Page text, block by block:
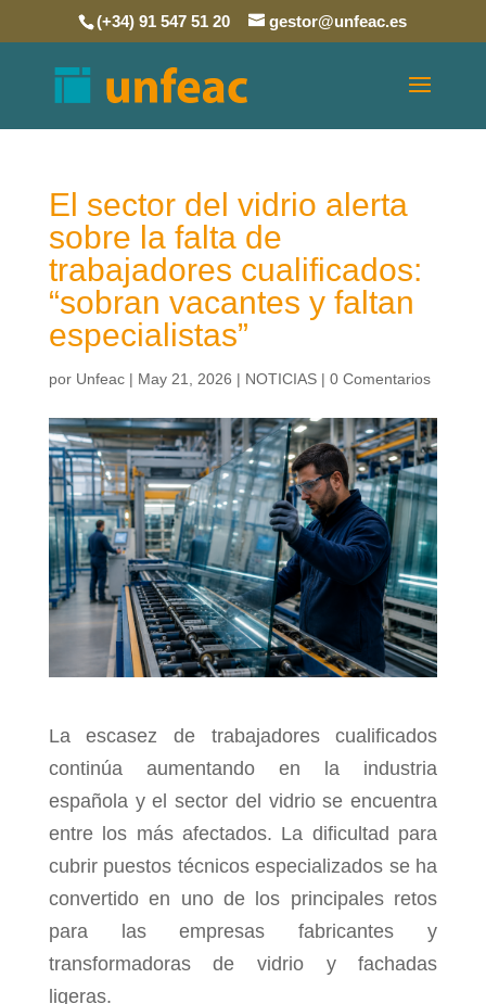
(+34) 91 547 51 20 gestor@unfeac.es
El sector del vidrio alerta
sobre la falta de
trabajadores cualificados:
“sobran vacantes y faltan
especialistas”
por Unfeac| May 21, 2026 | NOTICIAS| 0 Comentarios
La escasez de trabajadores cualificados
continúa aumentando en la industria
española y el sector del vidrio se encuentra
entre los más afectados. La dificultad para
cubrir puestos técnicos especializados se ha
convertido en uno de los principales retos
para las empresas fabricantes y
transformadoras de vidrio y fachadas
ligeras.